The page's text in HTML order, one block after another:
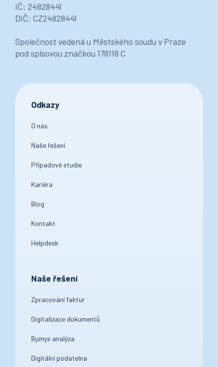
IČ: 24828441
DIČ: CZ24828441
Společnost vedená u Městského soudu v Praze
pod spisovou značkou 178118 C
Odkazy
O nás
Naše řešení
Případové studie
Kariéra
Blog
Kontakt
Helpdesk
Naše řešení
Zpracování faktur
Digitalizace dokumentů
Byznys analýza
Digitální podatelna